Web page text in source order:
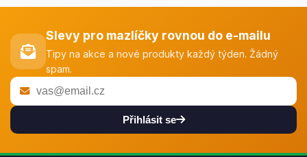
Slevy pro mazlíčky rovnou do e-mailu
Tipy na akce a nové produkty každý týden. Žádný
spam.
Přihlásit se